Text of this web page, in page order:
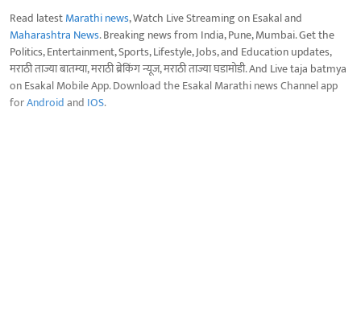
Read latestMarathi news, Watch Live Streaming on Esakal and
Maharashtra News. Breaking news from India, Pune, Mumbai. Get the
Politics, Entertainment, Sports, Lifestyle, Jobs, and Education updates,
मराठी ताज्या बातम्या, मराठी ब्रेकिंग न्यूज, मराठी ताज्या घडामोडी. And Live taja batmya
on Esakal Mobile App. Download the Esakal Marathi news Channel app
forAndroidand IOS.